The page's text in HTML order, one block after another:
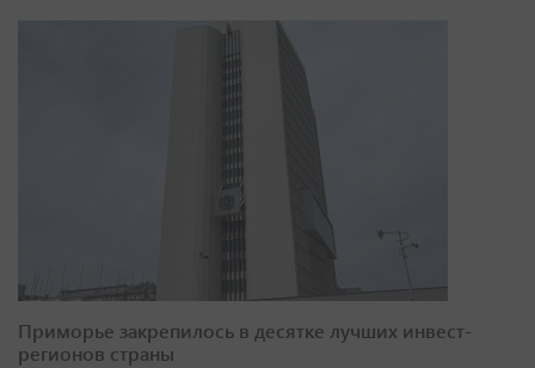
Приморье закрепилось в десятке лучших инвест-
регионов страны